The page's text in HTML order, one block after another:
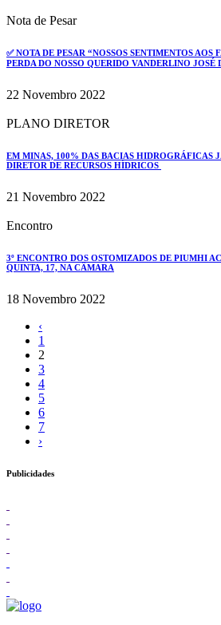
Nota de Pesar
✅ NOTA DE PESAR “NOSSOS SENTIMENTOS
PERDA DO NOSSO QUERIDO VANDERLINO JOSÉ
22 Novembro 2022
PLANO DIRETOR
EM MINAS, 100% DAS BACIAS HIDROGRÁFICAS
DIRETOR DE RECURSOS HÍDRICOS
21 Novembro 2022
Encontro
3º ENCONTRO DOS OSTOMIZADOS DE PIUMHI
QUINTA, 17, NA CÂMARA
18 Novembro 2022
‹
1
2
3
4
5
6
7
›
Publicidades